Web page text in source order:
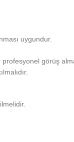
uygundur.
görüş